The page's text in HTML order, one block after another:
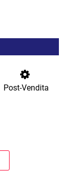
Post-Vendita